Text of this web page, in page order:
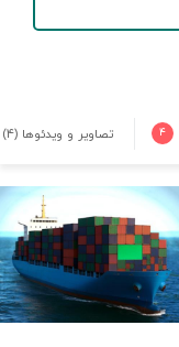
۴ تصاویر و ویدئوها (۴)